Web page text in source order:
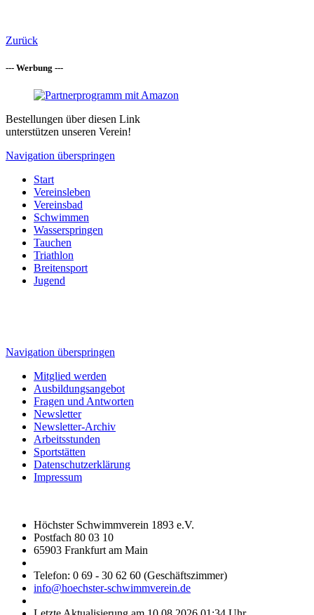
Zurück
--- Werbung ---
Bestellungen über diesen Link
unterstützen unseren Verein!
Navigation überspringen
Start
Vereinsleben
Vereinsbad
Schwimmen
Wasserspringen
Tauchen
Triathlon
Breitensport
Jugend
Navigation überspringen
Mitglied werden
Ausbildungsangebot
Fragen und Antworten
Newsletter
Newsletter-Archiv
Arbeitsstunden
Sportstätten
Datenschutzerklärung
Impressum
Höchster Schwimmverein 1893 e.V.
Postfach 80 03 10
65903 Frankfurt am Main
Telefon: 0 69 - 30 62 60 (Geschäftszimmer)
info@hoechster-schwimmverein.de